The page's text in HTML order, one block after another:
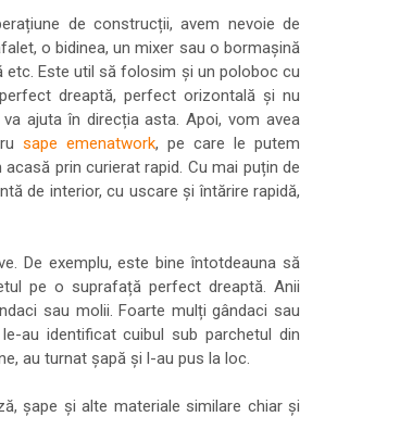
de construcții, avem nevoie de
o bidinea, un mixer sau o bormașină
etc. Este util să folosim și un poloboc cu
dreaptă, perfect orizontală și nu
ajuta în direcția asta. Apoi, vom avea
sape emenatwork, pe care le putem
prin curierat rapid. Cu mai puțin de
de interior, cu uscare și întărire rapidă,
De exemplu, este bine întotdeauna să
pe o suprafață perfect dreaptă. Anii
sau molii. Foarte mulți gândaci sau
au identificat cuibul sub parchetul din
au turnat șapă și l-au pus la loc.
șape și alte materiale similare chiar și